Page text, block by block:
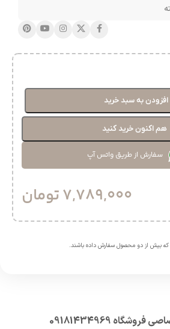
افزودن به سبد خرید
هم اکنون خرید کنید
سفارش از طریق واتس آپ
7,789,000تومان
که بیش از دو محصول سفارش داده باشند.​
09181434969